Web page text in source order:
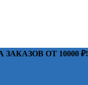
ОТ 10000 ₽!